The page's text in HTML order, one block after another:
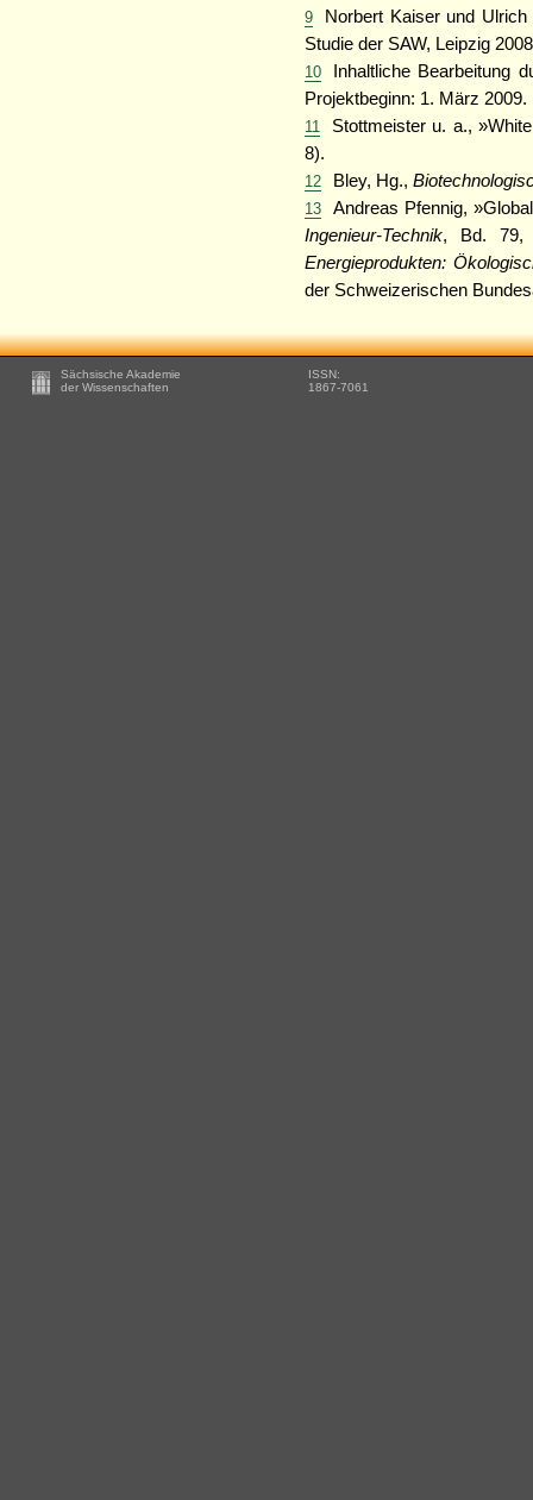
9
Norbert Kaiser und
Studie der SAW, Leipzig
10
Inhaltliche Bearbeitung
Projektbeginn: 1. März 2009.
11
Stottmeister u. a.,
8).
12 Bley, Hg.,
13
Andreas Pfennig,
Ingenieur-Technik, Bd. 79,
Energieprodukten:
der Schweizerischen
Footer
Sächsische Akademie
der Wissenschaften
ISSN:
1867-7061